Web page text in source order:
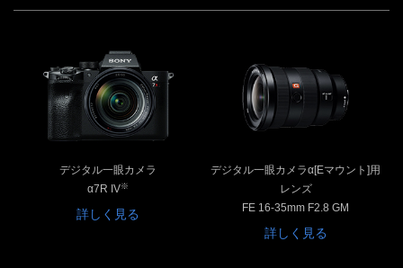
デジタル一眼カメラ
α7R IV※
詳しく見る
デジタル一眼カメラα[Eマウント]用
レンズ
FE 16-35mm F2.8 GM
詳しく見る